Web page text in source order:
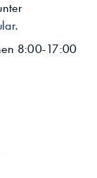
.
8:00-17:00